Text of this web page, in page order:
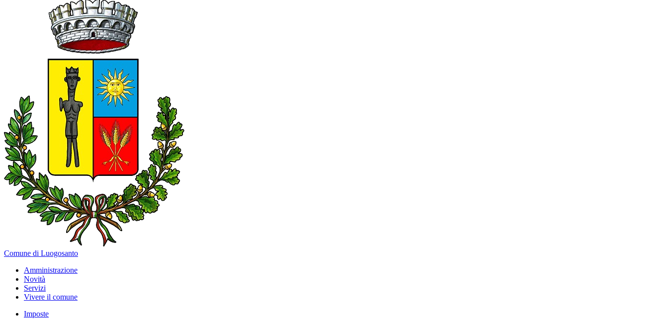
Comune di Luogosanto
Amministrazione
Novità
Servizi
Vivere il comune
Imposte